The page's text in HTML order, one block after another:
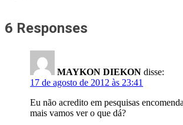
6 Responses
MAYKON DIEKON disse:
17 de agosto de 2012 às 23:41
Eu não acredito em pesquisas
mais vamos ver o que dá?